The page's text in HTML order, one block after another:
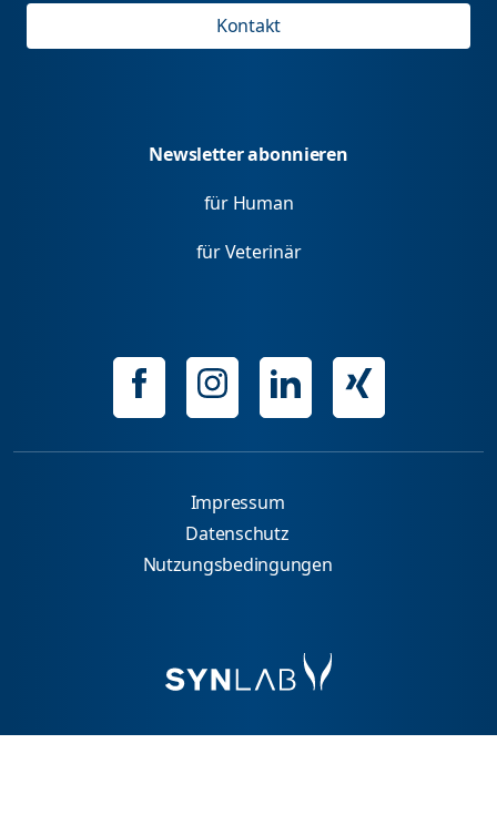
Kontakt
Newsletter abonnieren
für Human
für Veterinär
Impressum
Datenschutz
Nutzungsbedingungen